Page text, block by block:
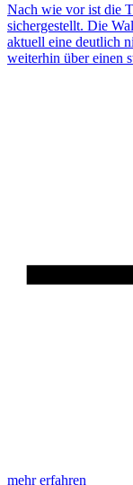
Nach wie vor ist die
sichergestellt. Die
aktuell eine deutlich
weiterhin über einen
mehr erfahren